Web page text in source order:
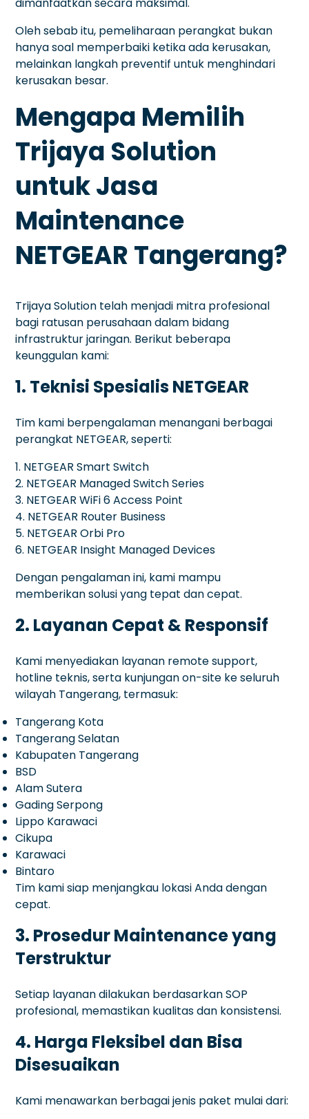
Oleh sebab itu, pemeliharaan perangkat bukan
hanya soal memperbaiki ketika ada kerusakan,
melainkan langkah preventif untuk menghindari
kerusakan besar.
Mengapa Memilih
Trijaya Solution
untuk Jasa
Maintenance
NETGEAR Tangerang?
Trijaya Solution telah menjadi mitra profesional
bagi ratusan perusahaan dalam bidang
infrastruktur jaringan. Berikut beberapa
keunggulan kami:
1. Teknisi Spesialis NETGEAR
Tim kami berpengalaman menangani berbagai
perangkat NETGEAR, seperti:
1. NETGEAR Smart Switch
2. NETGEAR Managed Switch Series
3. NETGEAR WiFi 6 Access Point
4. NETGEAR Router Business
5. NETGEAR Orbi Pro
6. NETGEAR Insight Managed Devices
Dengan pengalaman ini, kami mampu
memberikan solusi yang tepat dan cepat.
2. Layanan Cepat & Responsif
Kami menyediakan layanan remote support,
hotline teknis, serta kunjungan on-site ke seluruh
wilayah Tangerang, termasuk:
Tangerang Kota
Tangerang Selatan
Kabupaten Tangerang
BSD
Alam Sutera
Gading Serpong
Lippo Karawaci
Cikupa
Karawaci
Bintaro
Tim kami siap menjangkau lokasi Anda dengan
cepat.
3. Prosedur Maintenance yang
Terstruktur
Setiap layanan dilakukan berdasarkan SOP
profesional, memastikan kualitas dan konsistensi.
4. Harga Fleksibel dan Bisa
Disesuaikan
Kami menawarkan berbagai jenis paket mulai dari: